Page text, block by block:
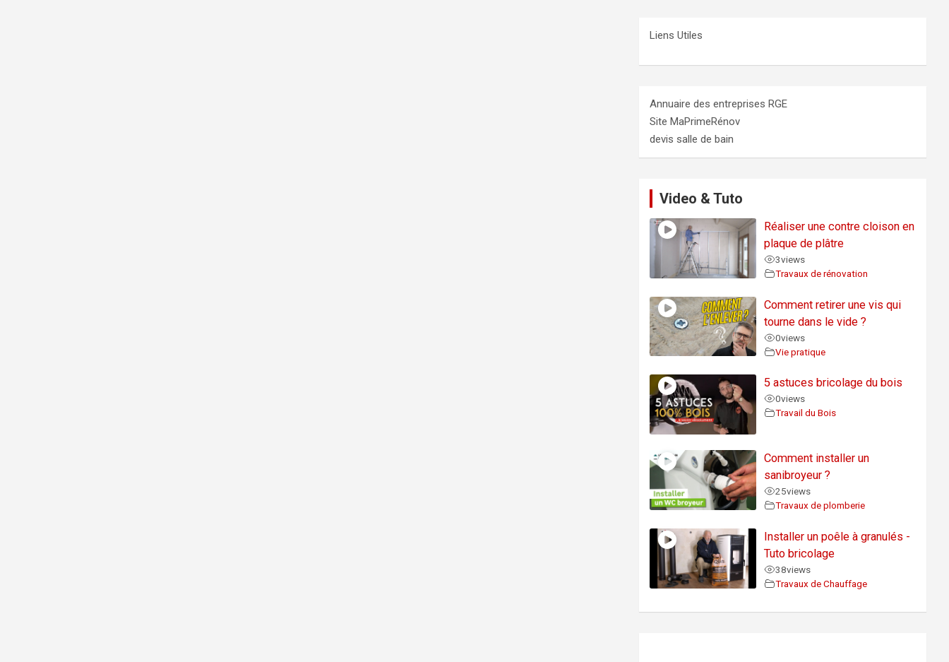
Liens Utiles
Annuaire des entreprises RGE
Site MaPrimeRénov
devis salle de bain
Video & Tuto
Réaliser une contre cloison en
plaque de plâtre
3views
Travaux de rénovation
Comment retirer une vis qui
tourne dans le vide ?
0views
Vie pratique
5 astuces bricolage du bois
0views
Travail du Bois
Comment installer un
sanibroyeur ?
25views
Travaux de plomberie
Installer un poêle à granulés -
Tuto bricolage
38views
Travaux de Chauffage